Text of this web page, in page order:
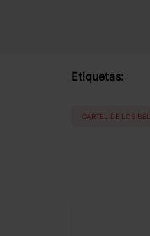
Etiquetas:
CÁRTEL DE LOS